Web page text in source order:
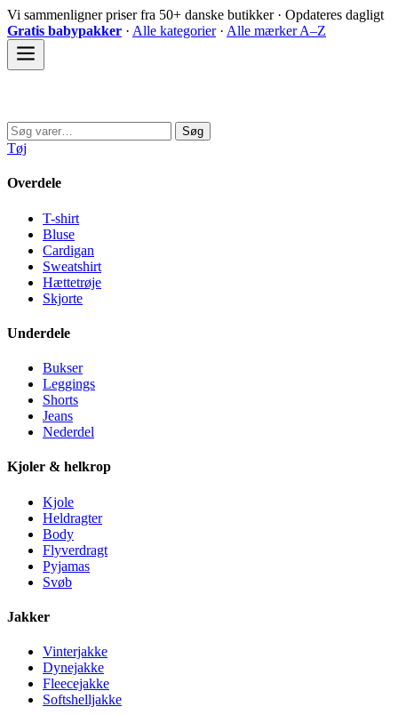
Spring
til
indhold
Vi sammenligner priser fra 50+ danske butikker · Opdateres dagligt
Gratis babypakker · Alle kategorier· Alle mærker A–Z
Søg
efter:
Søg
Tøj
Overdele
T-shirt
Bluse
Cardigan
Sweatshirt
Hættetrøje
Skjorte
Underdele
Bukser
Leggings
Shorts
Jeans
Nederdel
Kjoler & helkrop
Kjole
Heldragter
Body
Flyverdragt
Pyjamas
Svøb
Jakker
Vinterjakke
Dynejakke
Fleecejakke
Softshelljakke